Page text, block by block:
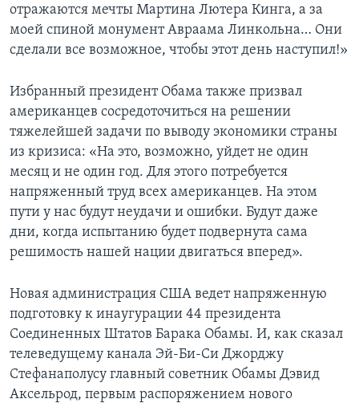
отражаются мечты Мартина Лютера Кинга, а за
моей спиной монумент Авраама Линкольна… Они
сделали все возможное, чтобы этот день наступил!»
Избранный президент Обама также призвал
американцев сосредоточиться на решении
тяжелейшей задачи по выводу экономики страны
из кризиса: «На это, возможно, уйдет не один
месяц и не один год. Для этого потребуется
напряженный труд всех американцев. На этом
пути у нас будут неудачи и ошибки. Будут даже
дни, когда испытанию будет подвернута сама
решимость нашей нации двигаться вперед».
Новая администрация США ведет напряженную
подготовку к инаугурации 44 президента
Соединенных Штатов Барака Обамы. И, как сказал
телеведущему канала Эй-Би-Си Джорджу
Стефанаполусу главный советник Обамы Дэвид
Аксельрод, первым распоряжением нового